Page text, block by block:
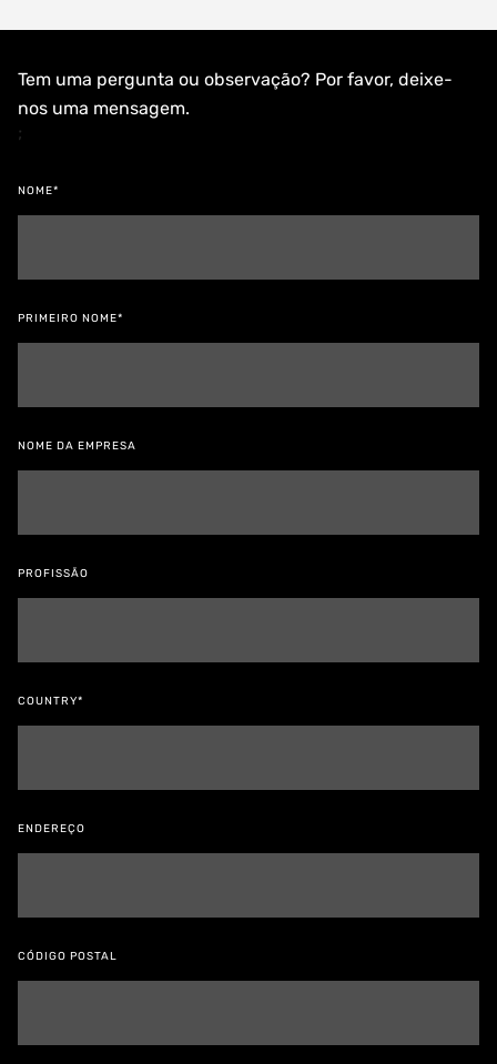
Tem uma pergunta ou observação? Por favor, deixe-
nos uma mensagem.
;
NOME*
PRIMEIRO NOME*
NOME DA EMPRESA
PROFISSÃO
COUNTRY*
ENDEREÇO
CÓDIGO POSTAL